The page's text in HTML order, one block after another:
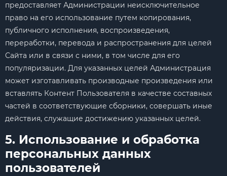
предоставляет Администрации неисключительное
право на его использование путем копирования,
публичного исполнения, воспроизведения,
переработки, перевода и распространения для целей
Сайта или в связи с ними, в том числе для его
популяризации. Для указанных целей Администрация
может изготавливать производные произведения или
вставлять Контент Пользователя в качестве составных
частей в соответствующие сборники, совершать иные
действия, служащие достижению указанных целей.
5. Использование и обработка
персональных данных
пользователей